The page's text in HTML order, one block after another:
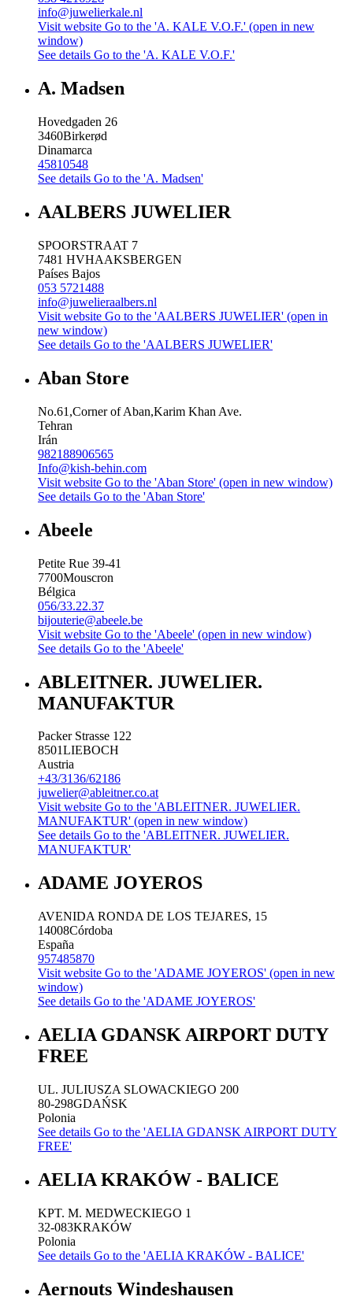
info@juwelierkale.nl
Visit website Go to the 'A. KALE V.O.F.' (open in new
window)
See details Go to the 'A. KALE V.O.F.'
A. Madsen
Hovedgaden 26
3460Birkerød
Dinamarca
45810548
See details Go to the 'A. Madsen'
AALBERS JUWELIER
SPOORSTRAAT 7
7481 HVHAAKSBERGEN
Países Bajos
053 5721488
info@juwelieraalbers.nl
Visit website Go to the 'AALBERS JUWELIER' (open in
new window)
See details Go to the 'AALBERS JUWELIER'
Aban Store
No.61,Corner of Aban,Karim Khan Ave.
Tehran
Irán
982188906565
Info@kish-behin.com
Visit website Go to the 'Aban Store' (open in new window)
See details Go to the 'Aban Store'
Abeele
Petite Rue 39-41
7700Mouscron
Bélgica
056/33.22.37
bijouterie@abeele.be
Visit website Go to the 'Abeele' (open in new window)
See details Go to the 'Abeele'
ABLEITNER. JUWELIER.
MANUFAKTUR
Packer Strasse 122
8501LIEBOCH
Austria
+43/3136/62186
juwelier@ableitner.co.at
Visit website Go to the 'ABLEITNER. JUWELIER.
MANUFAKTUR' (open in new window)
See details Go to the 'ABLEITNER. JUWELIER.
MANUFAKTUR'
ADAME JOYEROS
AVENIDA RONDA DE LOS TEJARES, 15
14008Córdoba
España
957485870
Visit website Go to the 'ADAME JOYEROS' (open in new
window)
See details Go to the 'ADAME JOYEROS'
AELIA GDANSK AIRPORT DUTY
FREE
UL. JULIUSZA SLOWACKIEGO 200
80-298GDAŃSK
Polonia
See details Go to the 'AELIA GDANSK AIRPORT DUTY
FREE'
AELIA KRAKÓW - BALICE
KPT. M. MEDWECKIEGO 1
32-083KRAKÓW
Polonia
See details Go to the 'AELIA KRAKÓW - BALICE'
Aernouts Windeshausen